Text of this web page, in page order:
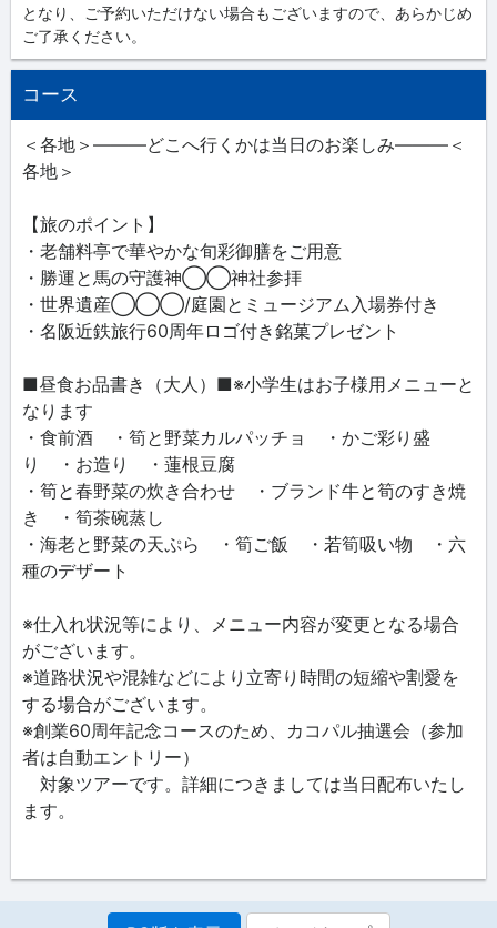
となり、ご予約いただけない場合もございますので、あらかじめ
ご了承ください。
コース
＜各地＞―――どこへ行くかは当日のお楽しみ―――＜
各地＞
【旅のポイント】
・老舗料亭で華やかな旬彩御膳をご用意
・勝運と馬の守護神◯◯神社参拝
・世界遺産◯◯◯/庭園とミュージアム入場券付き
・名阪近鉄旅行60周年ロゴ付き銘菓プレゼント
■昼食お品書き（大人）■※小学生はお子様用メニューと
なります
・食前酒 ・筍と野菜カルパッチョ ・かご彩り盛
り ・お造り ・蓮根豆腐
・筍と春野菜の炊き合わせ ・ブランド牛と筍のすき焼
き ・筍茶碗蒸し
・海老と野菜の天ぷら ・筍ご飯 ・若筍吸い物 ・六
種のデザート
※仕入れ状況等により、メニュー内容が変更となる場合
がございます。
※道路状況や混雑などにより立寄り時間の短縮や割愛を
する場合がございます。
※創業60周年記念コースのため、カコパル抽選会（参加
者は自動エントリー）
対象ツアーです。詳細につきましては当日配布いたし
ます。